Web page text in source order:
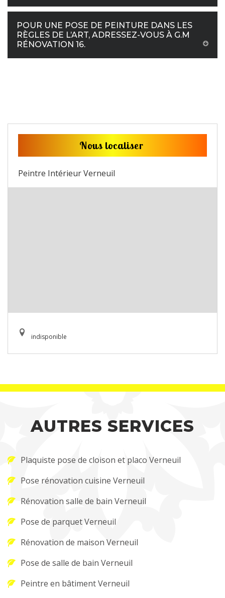
POUR UNE POSE DE PEINTURE DANS LES
RÈGLES DE L’ART, ADRESSEZ-VOUS À G.M
RÉNOVATION 16.
Nous localiser
Peintre Intérieur Verneuil
indisponible
AUTRES SERVICES
Plaquiste pose de cloison et placo Verneuil
Pose rénovation cuisine Verneuil
Rénovation salle de bain Verneuil
Pose de parquet Verneuil
Rénovation de maison Verneuil
Pose de salle de bain Verneuil
Peintre en bâtiment Verneuil